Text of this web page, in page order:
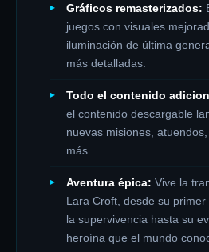
Gráficos remasterizados:
juegos con visuales
iluminación de última
más detalladas.
Todo el contenido
el contenido descargable
nuevas misiones,
más.
Aventura épica: Vive la
Lara Croft, desde su
la supervivencia hasta su
heroína que el mundo